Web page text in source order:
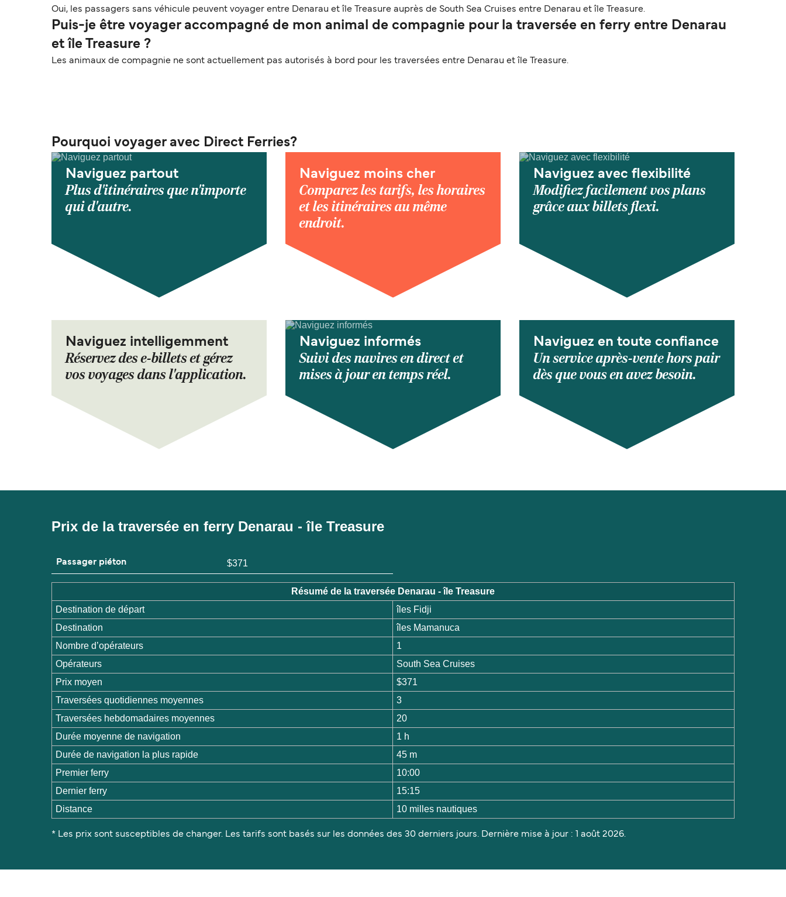
Oui, les passagers sans véhicule peuvent voyager entre Denarau et île Treasure auprès de South Sea Cruises entre Denarau et île Treasure.
Puis-je être voyager accompagné de mon animal de compagnie pour la traversée en ferry entre Denarau
et île Treasure ?
Les animaux de compagnie ne sont actuellement pas autorisés à bord pour les traversées entre Denarau et île Treasure.
Pourquoi voyager avec Direct Ferries?
Naviguez partout
Plus d'itinéraires que n'importe
qui d'autre.
Naviguez moins cher
Comparez les tarifs, les horaires
et les itinéraires au même
endroit.
Naviguez avec flexibilité
Modifiez facilement vos plans
grâce aux billets flexi.
Naviguez intelligemment
Réservez des e-billets et gérez
vos voyages dans l'application.
Naviguez informés
Suivi des navires en direct et
mises à jour en temps réel.
Naviguez en toute confiance
Un service après-vente hors pair
dès que vous en avez besoin.
Prix de la traversée en ferry Denarau - île Treasure
Passager piéton $371
Résumé de la traversée Denarau - île Treasure
Destination de départ
îles Fidji
Destination
îles Mamanuca
Nombre d’opérateurs
1
Opérateurs
South Sea Cruises
Prix moyen
$371
Traversées quotidiennes moyennes
3
Traversées hebdomadaires moyennes
20
Durée moyenne de navigation
1 h
Durée de navigation la plus rapide
45 m
Premier ferry
10:00
Dernier ferry
15:15
Distance
10 milles nautiques
* Les prix sont susceptibles de changer. Les tarifs sont basés sur les données des 30 derniers jours. Dernière mise à jour : 1 août 2026.